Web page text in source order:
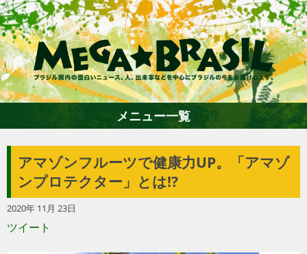
ホーム
メニュー一覧
アマゾンフルーツで健康力UP。「アマゾ
ンプロテクター」とは!?
2020年 11月 23日
ツイート